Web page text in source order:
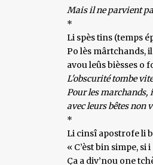
Mais il ne parvient
*
Li spès tins (temps
Po lès mârtchands,
avou leûs bièsses o
L'obscurité tombe
Pour les marchands,
avec leurs bêtes non
*
Li cinsî apostrofe li
« C’èst bin simpe, si
Ça a div’nou one